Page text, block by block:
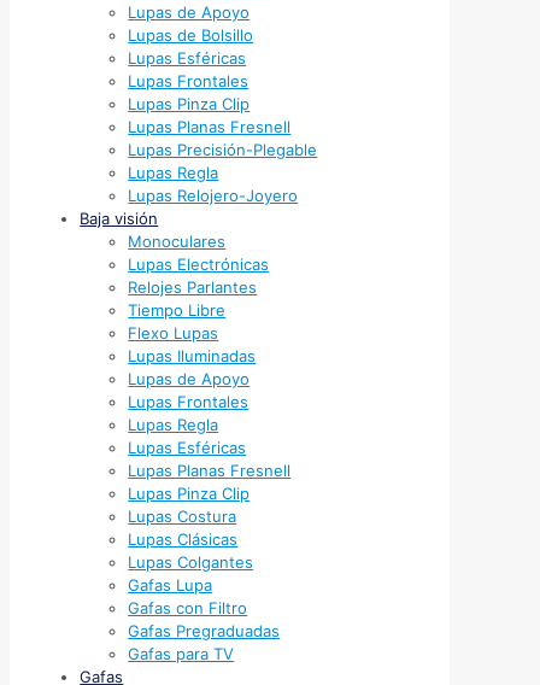
Lupas de Apoyo
Lupas de Bolsillo
Lupas Esféricas
Lupas Frontales
Lupas Pinza Clip
Lupas Planas Fresnell
Lupas Precisión-Plegable
Lupas Regla
Lupas Relojero-Joyero
Baja visión
Monoculares
Lupas Electrónicas
Relojes Parlantes
Tiempo Libre
Flexo Lupas
Lupas Iluminadas
Lupas de Apoyo
Lupas Frontales
Lupas Regla
Lupas Esféricas
Lupas Planas Fresnell
Lupas Pinza Clip
Lupas Costura
Lupas Clásicas
Lupas Colgantes
Gafas Lupa
Gafas con Filtro
Gafas Pregraduadas
Gafas para TV
Gafas